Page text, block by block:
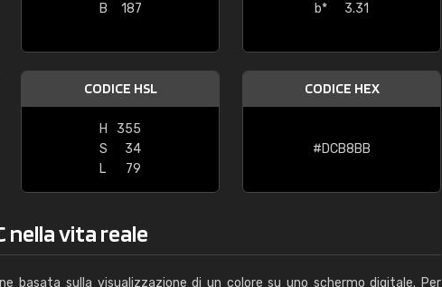
B
187
b*
3.31
CODICE HSL
H
355
S
34
L
79
CODICE HEX
#DCB8BB
nella vita reale
basata sulla visualizzazione di un colore su uno schermo digitale. Per